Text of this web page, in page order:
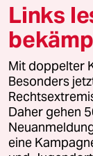
© 2026 taz
Alle Rechte
wenden Sie sich
Feedback
Leitlinie
Links
Mit doppelter
Besonders
Daher gehen
eine